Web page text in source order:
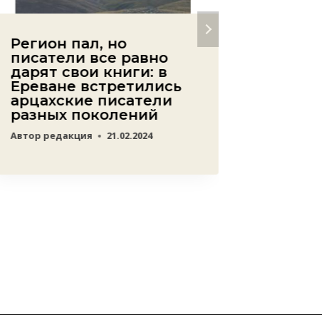
Регион пал, но
писатели все равно
дарят свои книги: в
Ереване встретились
арцахские писатели
разных поколений
Автор редакция 21.02.2024